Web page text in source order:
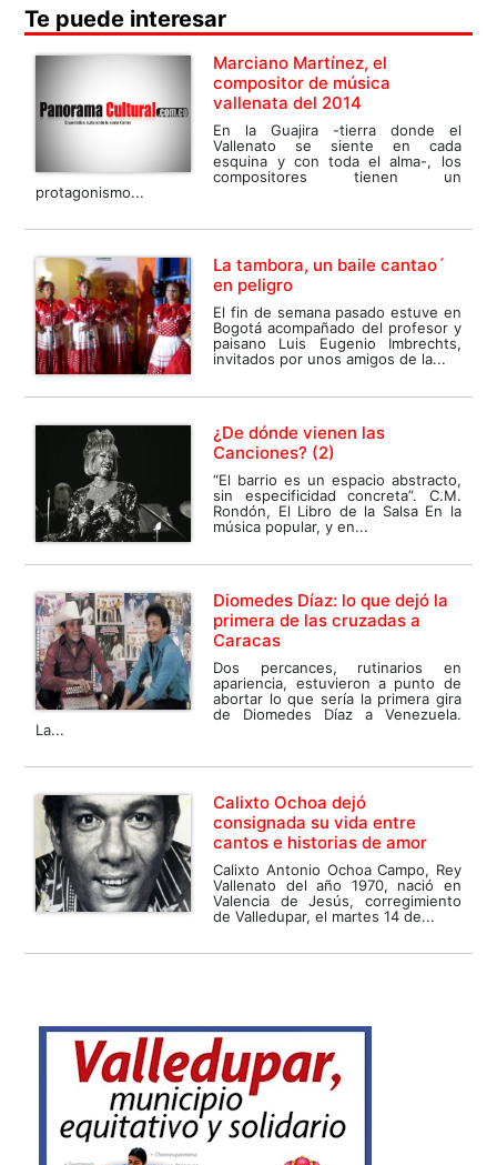
Te puede interesar
Marciano Martínez, el
compositor de música
vallenata del 2014
En la Guajira -tierra donde el
Vallenato se siente en cada
esquina y con toda el alma-, los
compositores tienen un
protagonismo...
La tambora, un baile cantao´
en peligro
El fin de semana pasado estuve en
Bogotá acompañado del profesor y
paisano Luis Eugenio Imbrechts,
invitados por unos amigos de la...
¿De dónde vienen las
Canciones? (2)
“El barrio es un espacio abstracto,
sin especificidad concreta”. C.M.
Rondón, El Libro de la Salsa En la
música popular, y en...
Diomedes Díaz: lo que dejó la
primera de las cruzadas a
Caracas
Dos percances, rutinarios en
apariencia, estuvieron a punto de
abortar lo que sería la primera gira
de Diomedes Díaz a Venezuela.
La...
Calixto Ochoa dejó
consignada su vida entre
cantos e historias de amor
Calixto Antonio Ochoa Campo, Rey
Vallenato del año 1970, nació en
Valencia de Jesús, corregimiento
de Valledupar, el martes 14 de...